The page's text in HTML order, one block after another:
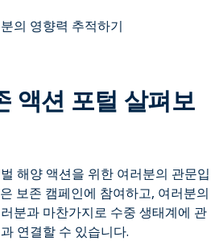
의 영향력 추적하기
액션 포털 살펴보
해양 액션을 위한 여러분의 관문입
보존 캠페인에 참여하고, 여러분의
분과 마찬가지로 수중 생태계에 관
연결할 수 있습니다.